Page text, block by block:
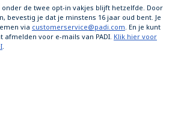
de twee opt-in vakjes blijft hetzelfde. Door
bevestig je dat je minstens 16 jaar oud bent. Je
via customerservice@padi.com. En je kunt
afmelden voor e-mails van PADI. Klik hier voor
.